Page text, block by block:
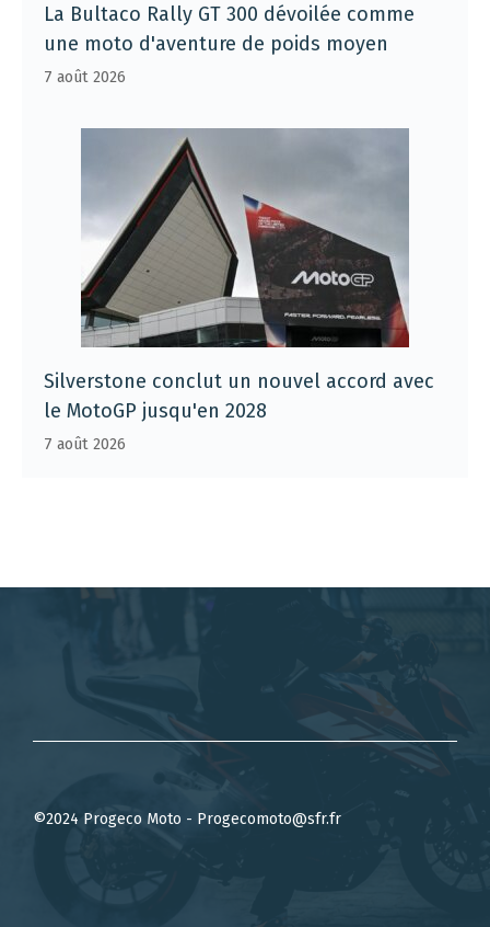
La Bultaco Rally GT 300 dévoilée comme
une moto d'aventure de poids moyen
7 août 2026
Silverstone conclut un nouvel accord avec
le MotoGP jusqu'en 2028
7 août 2026
©2024 Progeco Moto - Progecomoto@sfr.fr